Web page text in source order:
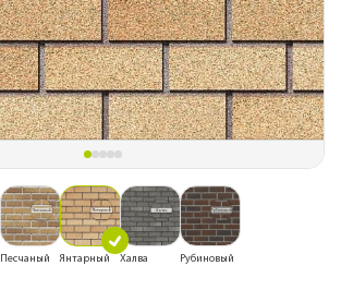
Песчаный Янтарный Халва Рубиновый